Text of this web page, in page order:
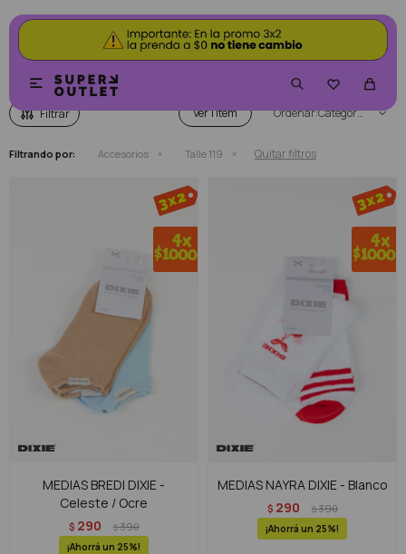


Ver Categoría
Filtrando por: Accesorios Talle 119 Quitar filtros
MEDIAS BREDI DIXIE -
Celeste / Ocre
$ 290 $390
25
MEDIAS NAYRA DIXIE - Blanco
$ 290 $390
25